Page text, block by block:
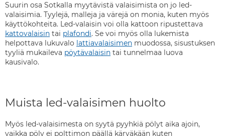
Suurin osa Sotkalla myytävistä valaisimista on jo led-
valaisimia. Tyylejä, malleja ja värejä on monia, kuten myös
käyttökohteita. Led-valaisin voi olla kattoon ripustettava
kattovalaisin tai plafondi. Se voi myös olla lukemista
helpottava lukuvalo lattiavalaisimen muodossa, sisustuksen
tyyliä mukaileva pöytävalaisin tai tunnelmaa luova
kausivalo.
Muista led-valaisimen huolto
Myös led-valaisimesta on syytä pyyhkiä pölyt aika ajoin,
vaikka pöly ei polttimon päällä käryäkään kuten